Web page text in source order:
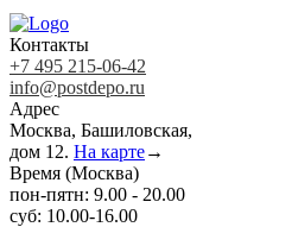
Контакты
+7 495 215-06-42
info@postdepo.ru
Адрес
Москва, Башиловская,
дом 12. На карте→
Время (Москва)
пон-пятн: 9.00 - 20.00
суб: 10.00-16.00